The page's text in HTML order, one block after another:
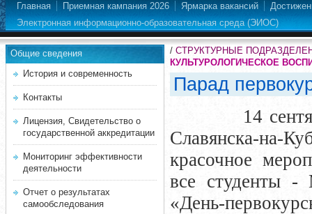
Главная Приемная кампания 2026 Ярмарка вакансий
Электронная информационно-образовательная среда (ЭИОС)
Общие сведения
История и современность
Контакты
Лицензия, Свидетельство о
государственной аккредитации
Мониторинг эффективности
деятельности
Отчет о результатах
самообследования
/ СТРУКТУРНЫЕ
КУЛЬТУРОЛОГИЧЕСКОЕ
Парад
14
Славянска-на-
красочное
все студенты -
«День-